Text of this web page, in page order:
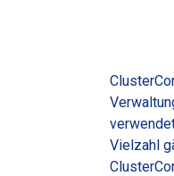
Vielzahl